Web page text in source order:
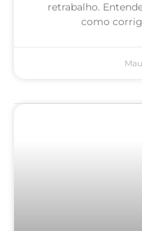
retrabalho.
como